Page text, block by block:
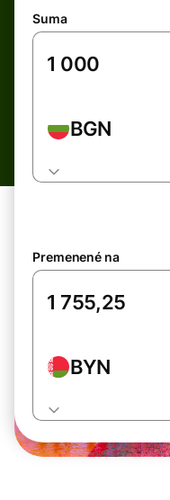
Suma
BGN
Premenené na
BYN